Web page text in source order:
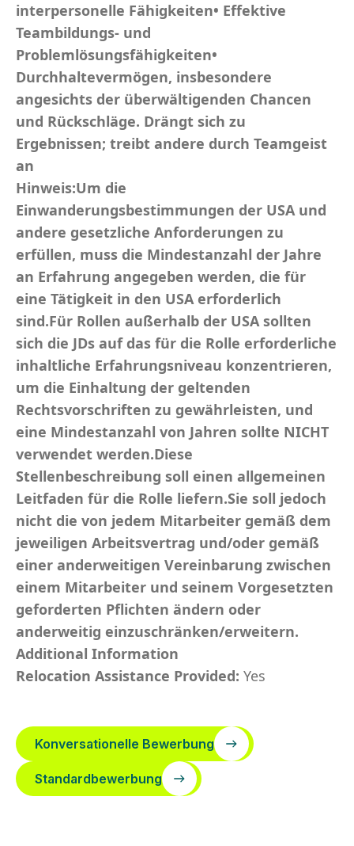
interpersonelle Fähigkeiten• Effektive
Teambildungs- und
Problemlösungsfähigkeiten•
Durchhaltevermögen, insbesondere
angesichts der überwältigenden Chancen
und Rückschläge. Drängt sich zu
Ergebnissen; treibt andere durch Teamgeist
an
Hinweis:Um die
Einwanderungsbestimmungen der USA und
andere gesetzliche Anforderungen zu
erfüllen, muss die Mindestanzahl der Jahre
an Erfahrung angegeben werden, die für
eine Tätigkeit in den USA erforderlich
sind.Für Rollen außerhalb der USA sollten
sich die JDs auf das für die Rolle erforderliche
inhaltliche Erfahrungsniveau konzentrieren,
um die Einhaltung der geltenden
Rechtsvorschriften zu gewährleisten, und
eine Mindestanzahl von Jahren sollte NICHT
verwendet werden.Diese
Stellenbeschreibung soll einen allgemeinen
Leitfaden für die Rolle liefern.Sie soll jedoch
nicht die von jedem Mitarbeiter gemäß dem
jeweiligen Arbeitsvertrag und/oder gemäß
einer anderweitigen Vereinbarung zwischen
einem Mitarbeiter und seinem Vorgesetzten
geforderten Pflichten ändern oder
anderweitig einzuschränken/erweitern.
Additional Information
Relocation Assistance Provided: Yes
Konversationelle Bewerbung
Standardbewerbung